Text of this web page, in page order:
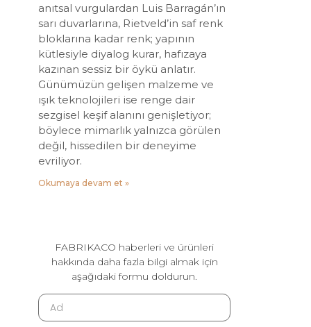
anıtsal vurgulardan Luis Barragán’ın
sarı duvarlarına, Rietveld’in saf renk
bloklarına kadar renk; yapının
kütlesiyle diyalog kurar, hafızaya
kazınan sessiz bir öykü anlatır.
Günümüzün gelişen malzeme ve
ışık teknolojileri ise renge dair
sezgisel keşif alanını genişletiyor;
böylece mimarlık yalnızca görülen
değil, hissedilen bir deneyime
evriliyor.
Okumaya devam et »
FABRIKACO haberleri ve ürünleri
hakkında daha fazla bilgi almak için
aşağıdaki formu doldurun.